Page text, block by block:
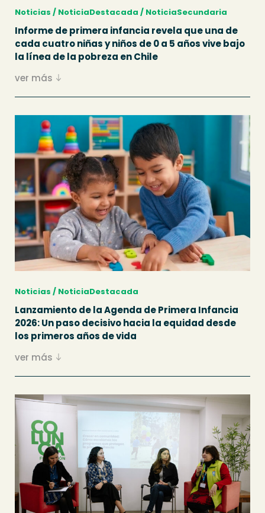
Noticias / NoticiaDestacada / NoticiaSecundaria
Informe de primera infancia revela que una de
cada cuatro niñas y niños de 0 a 5 años vive bajo
la línea de la pobreza en Chile
ver más
Noticias / NoticiaDestacada
Lanzamiento de la Agenda de Primera Infancia
2026: Un paso decisivo hacia la equidad desde
los primeros años de vida
ver más